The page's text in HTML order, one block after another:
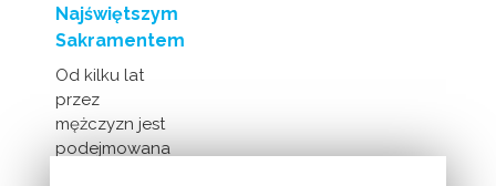
Najświętszym
Sakramentem
Od kilku lat
przez
mężczyzn jest
podejmowana